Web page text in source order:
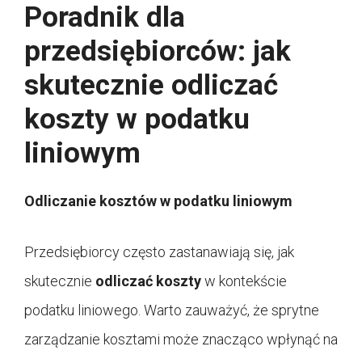
Poradnik dla
przedsiębiorców: jak
skutecznie odliczać
koszty w podatku
liniowym
Odliczanie kosztów w podatku liniowym
Przedsiębiorcy często zastanawiają się, jak
skutecznie odliczać kosztyw kontekście
podatku liniowego. Warto zauważyć, że sprytne
zarządzanie kosztami może znacząco wpłynąć na